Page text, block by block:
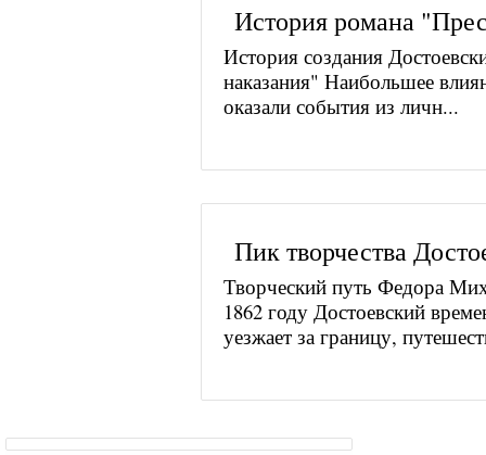
История романа
История создания
наказания" Наибольшее
оказали события из личн...
Пик творчества
Творческий путь Федора
1862 году Достоевский
уезжает за границу,